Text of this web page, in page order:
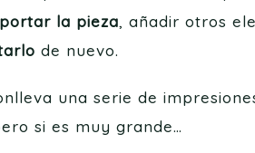
la pieza, añadir otros
de nuevo.
una serie de
si es muy grande…